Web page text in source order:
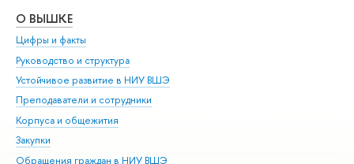
О ВЫШКЕ
Цифры и факты
Руководство и структура
Устойчивое развитие в НИУ ВШЭ
Преподаватели и сотрудники
Корпуса и общежития
Закупки
Обращения граждан в НИУ ВШЭ